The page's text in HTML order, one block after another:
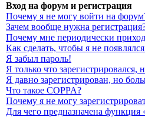
Вход на форум и регистрация
Почему я не могу войти на
Зачем вообще нужна
Почему мне периодически
Как сделать, чтобы я не
Я забыл пароль!
Я только что зарегистрировался,
Я давно зарегистрирован, но
Что такое COPPA?
Почему я не могу
Для чего предназначена функция